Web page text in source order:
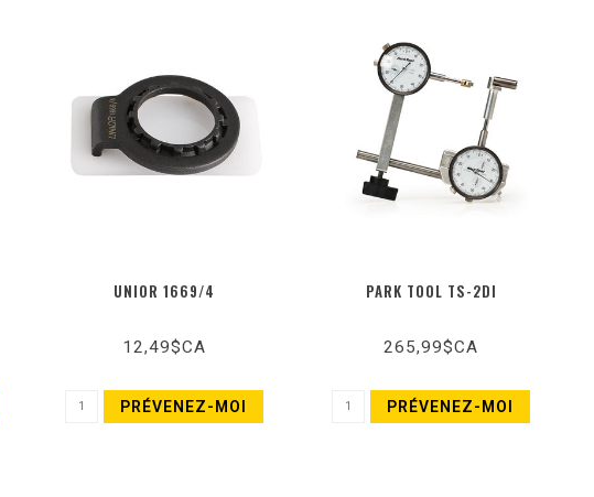
UNIOR 1669/4
12,49$CA
PRÉVENEZ-MOI
PARK TOOL TS-2DI
265,99$CA
PRÉVENEZ-MOI